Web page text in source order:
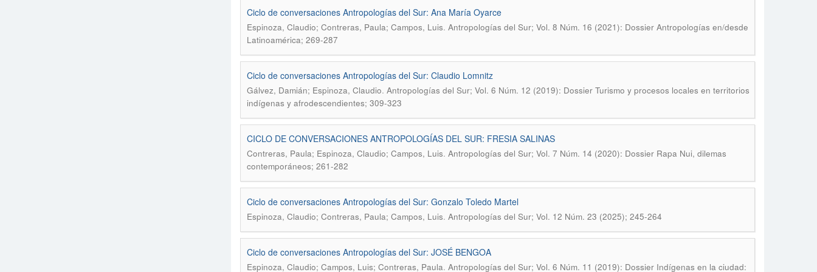
Ciclo de conversaciones Antropologías del Sur: Ana María Oyarce
Espinoza, Claudio; Contreras, Paula; Campos, Luis. Antropologías del Sur; Vol. 8 Núm. 16 (2021): Dossier Antropologías en/desde
Latinoamérica; 269-287
Ciclo de conversaciones Antropologías del Sur: Claudio Lomnitz
Gálvez, Damián; Espinoza, Claudio. Antropologías del Sur; Vol. 6 Núm. 12 (2019): Dossier Turismo y procesos locales en territorios
indígenas y afrodescendientes; 309-323
CICLO DE CONVERSACIONES ANTROPOLOGÍAS DEL SUR: FRESIA SALINAS
Contreras, Paula; Espinoza, Claudio; Campos, Luis. Antropologías del Sur; Vol. 7 Núm. 14 (2020): Dossier Rapa Nui, dilemas
contemporáneos; 261-282
Ciclo de conversaciones Antropologías del Sur: Gonzalo Toledo Martel
Espinoza, Claudio; Contreras, Paula; Campos, Luis. Antropologías del Sur; Vol. 12 Núm. 23 (2025); 245-264
Ciclo de conversaciones Antropologías del Sur: JOSÉ BENGOA
Espinoza, Claudio; Campos, Luis; Contreras, Paula. Antropologías del Sur; Vol. 6 Núm. 11 (2019): Dossier Indígenas en la ciudad: